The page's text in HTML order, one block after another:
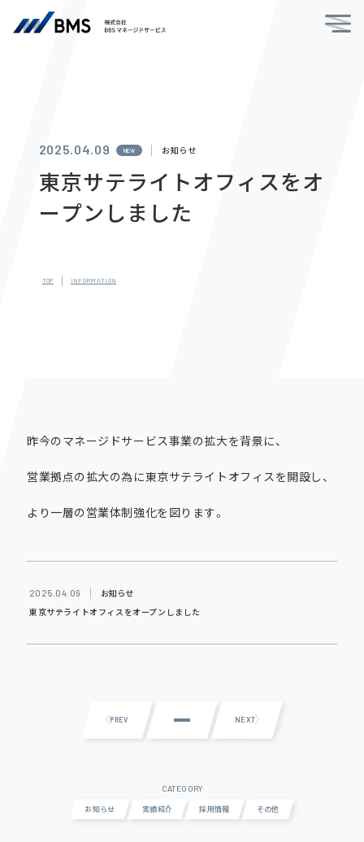
2025.04.09 NEW お知らせ
東京サテライ トオフィ スをオ
ープン しま した
TOP I N FORM ATI ON
昨今のマネージドサービス事業の拡大を背景に、
営業拠点の拡大の為に東京サテライトオフィスを開設し、
より一層の営業体制強化を図ります。
2025.04.09 お知らせ
東京サテライトオフィスをオープンしました
CATEGORY
お知らせ 実績紹介 採用情報 その他
PREV NEXT